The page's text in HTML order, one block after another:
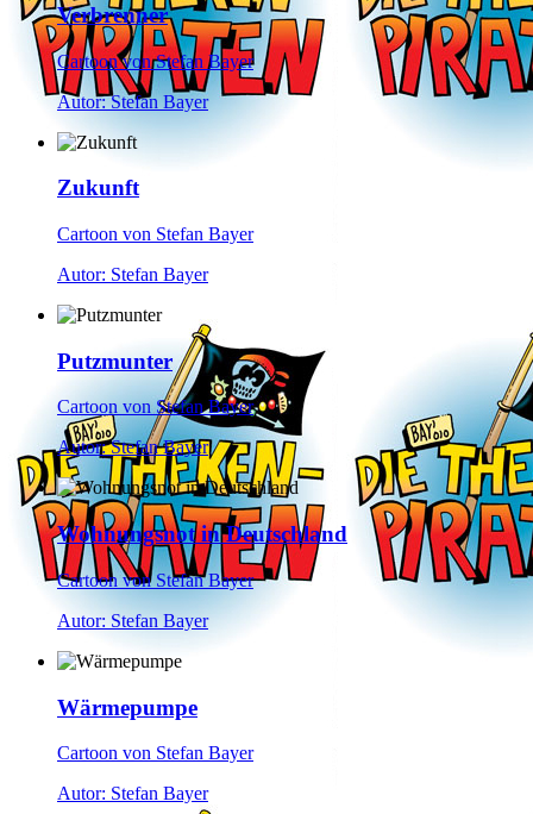
Verbrenner
Cartoon von Stefan Bayer
Autor: Stefan Bayer
Zukunft
Cartoon von Stefan Bayer
Autor: Stefan Bayer
Putzmunter
Cartoon von Stefan Bayer
Autor: Stefan Bayer
Wohnungsnot in Deutschland
Cartoon von Stefan Bayer
Autor: Stefan Bayer
Wärmepumpe
Cartoon von Stefan Bayer
Autor: Stefan Bayer